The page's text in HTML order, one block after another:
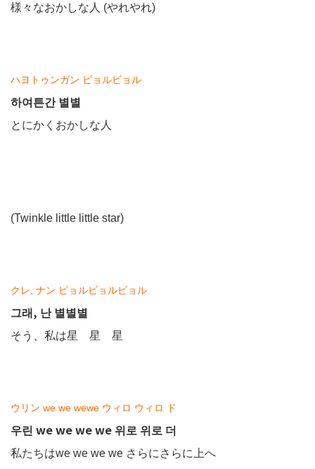
様々なおかしな人 (やれやれ)
ハヨトゥンガン ビョルビョル
하여튼간 별별
とにかくおかしな人
(Twinkle little little star)
クレ, ナン ビョルビョルビョル
그래, 난 별별별
そう、私は星 星 星
ウリン we we wewe ウィロ ウィロ ド
우린 we we we we 위로 위로 더
私たちはwe we we we さらにさらに上へ